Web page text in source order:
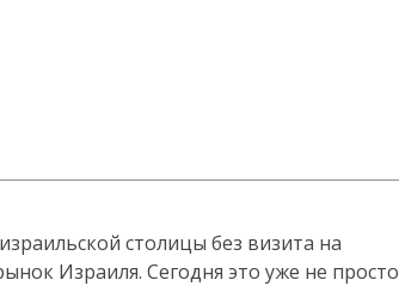
столицы без визита на
Израиля. Сегодня это уже не просто